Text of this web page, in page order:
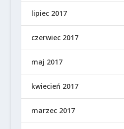
lipiec 2017
czerwiec 2017
maj 2017
kwiecień 2017
marzec 2017